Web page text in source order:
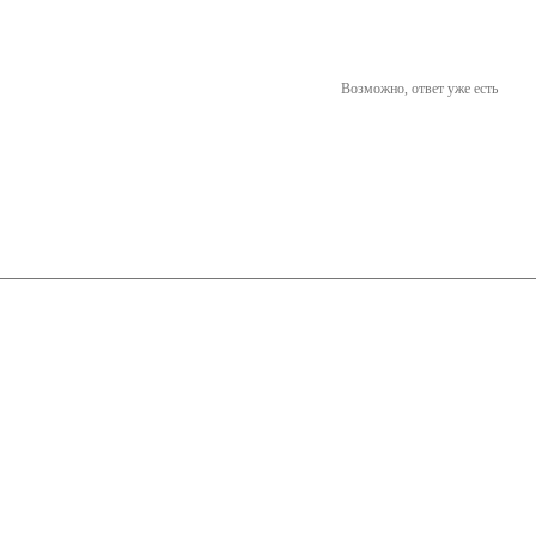
Возможно, ответ уже есть